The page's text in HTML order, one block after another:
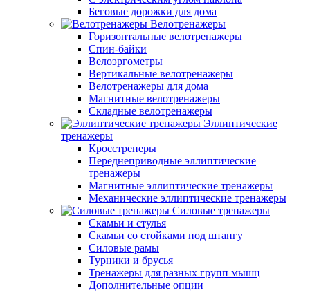
Беговые дорожки для дома
Велотренажеры
Горизонтальные велотренажеры
Спин-байки
Велоэргометры
Вертикальные велотренажеры
Велотренажеры для дома
Магнитные велотренажеры
Складные велотренажеры
Эллиптические
тренажеры
Кросстренеры
Переднеприводные эллиптические
тренажеры
Магнитные эллиптические тренажеры
Механические эллиптические тренажеры
Силовые тренажеры
Скамьи и стулья
Скамьи со стойками под штангу
Силовые рамы
Турники и брусья
Тренажеры для разных групп мышц
Дополнительные опции